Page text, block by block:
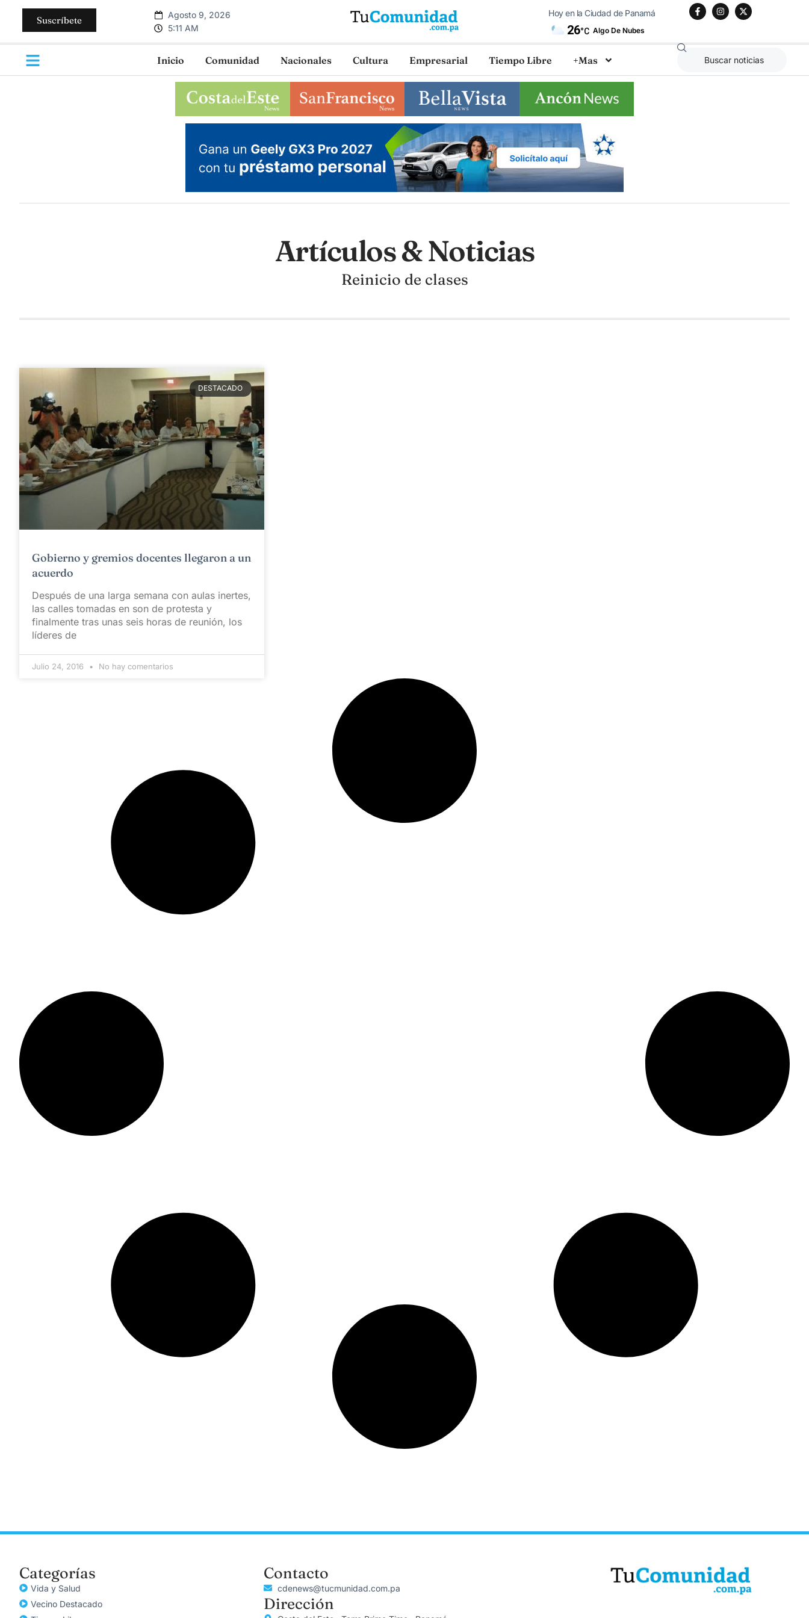
Suscríbete
Agosto 9, 2026
5:11 AM
Hoy en la Ciudad de Panamá
26°C Algo De Nubes
Inicio Comunidad Nacionales Cultura Empresarial Tiempo Libre +Mas
Artículos & Noticias
Reinicio de clases
DESTACADO
Gobierno y gremios docentes llegaron a un
acuerdo
Después de una larga semana con aulas inertes,
las calles tomadas en son de protesta y
finalmente tras unas seis horas de reunión, los
líderes de
Julio 24, 2016 No hay comentarios
Categorías
Vida y Salud
Vecino Destacado
Contacto
cdenews@tucmunidad.com.pa
Dirección